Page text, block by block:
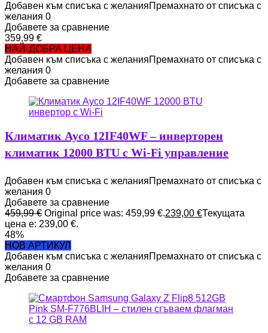
Добавен към списъка с желанияПремахнато от списъка с
желания 0
Добавете за сравнение
359,99 €
НАЙ-ДОБРА ЦЕНА
Добавен към списъка с желанияПремахнато от списъка с
желания 0
Добавете за сравнение
Климатик Ayco 12IF40WF – инверторен
климатик 12000 BTU с Wi-Fi управление
Добавен към списъка с желанияПремахнато от списъка с
желания 0
Добавете за сравнение
459,99€ Original price was: 459,99 €.239,00 €Текущата
цена е: 239,00 €.
48%
НОВ АРТИКУЛ
Добавен към списъка с желанияПремахнато от списъка с
желания 0
Добавете за сравнение